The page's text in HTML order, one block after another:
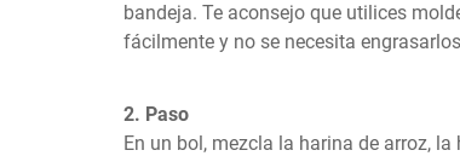
bandeja. Te aconsejo que utilices
fácilmente y no se necesita
2. Paso
En un bol, mezcla la harina de arroz,